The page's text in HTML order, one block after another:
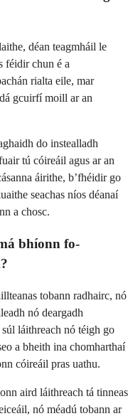
déan teagmháil le
féidir chun é a
rialta eile, mar
gcuirfí moill ar an
do instealladh
tú cóireáil agus ar an
áirithe, b’fhéidir go
seachas níos déanaí
a chosc.
bhíonn fo-
tobann radhairc, nó
nó deargadh
láithreach nó téigh go
a bheith ina chomharthaí
cóireáil pras uathu.
aird láithreach tá tinneas
nó méadú tobann ar